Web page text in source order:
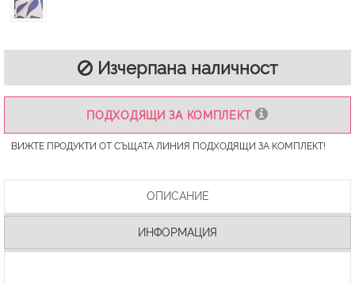
Изчерпана наличност
ПОДХОДЯЩИ ЗА КОМПЛЕКТ
ВИЖТЕ ПРОДУКТИ ОТ СЪЩАТА ЛИНИЯ ПОДХОДЯЩИ ЗА КОМПЛЕКТ!
ОПИСАНИЕ
ИНФОРМАЦИЯ